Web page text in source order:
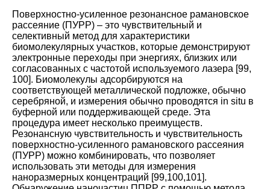
Поверхностно-усиленное резонансное рамановское
рассеяние (ПУРР) – это чувствительный и
селективный метод для характеристики
биомолекулярных участков, которые демонстрируют
электронные переходы при энергиях, близких или
согласованных с частотой используемого лазера [99,
100]. Биомолекулы адсорбируются на
соответствующей металлической подложке, обычно
серебряной, и измерения обычно проводятся in situ в
буферной или поддерживающей среде. Эта
процедура имеет несколько преимуществ.
Резонансную чувствительность и чувствительность
поверхностно-усиленного рамановского рассеяния
(ПУРР) можно комбинировать, что позволяет
использовать эти методы для измерения
наноразмерных концентраций [99,100,101].